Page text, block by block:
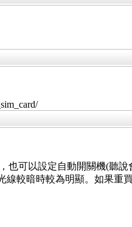
也可以設定自動開關機(聽
較暗時較為明顯。如果重